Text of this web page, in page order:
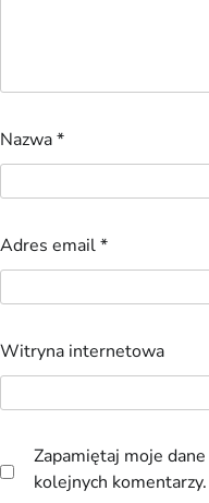
Nazwa*
Adres email*
Witryna internetowa
Zapamiętaj moje
kolejnych komentarzy.